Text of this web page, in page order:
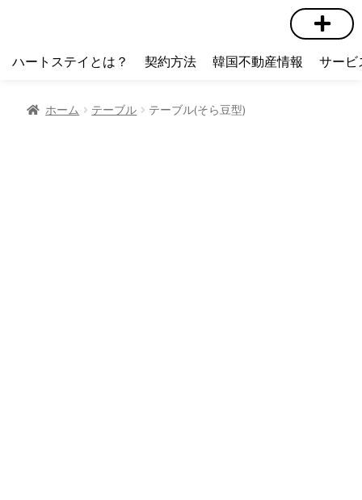
ハートステイとは？ 契約方法 韓国不動産情報 サービ
ホーム テーブル テーブル(そら豆型)